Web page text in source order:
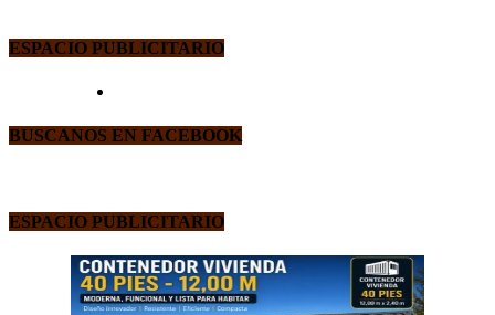
ESPACIO PUBLICITARIO
BUSCANOS EN FACEBOOK
ESPACIO PUBLICITARIO